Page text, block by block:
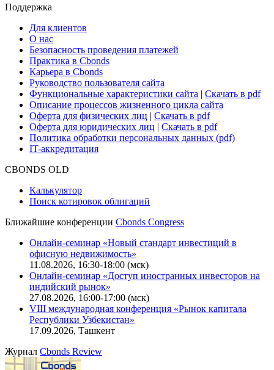
Сбондс-ТВ
Глоссарий
Поддержка
Для клиентов
О нас
Безопасность проведения платежей
Практика в Cbonds
Карьера в Cbonds
Руководство пользователя сайта
Функциональные характеристики сайта|Скачать в pdf
Описание процессов жизненного цикла сайта
Оферта для юридических лиц
IT-аккредитация
Поиск котировок облигаций
Ближайшие конференцииCbonds Congress
Онлайн-семинар «Новый стандарт инвестиций в
офисную недвижимость»
11.08.2026, 16:30-18:00 (мск)
Онлайн-семинар «Доступ иностранных инвесторов на
индийский рынок»
VIII международная конференция «Рынок капитала
Республики Узбекистан»